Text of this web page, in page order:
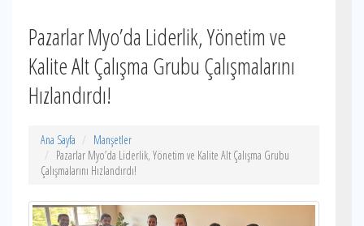
Pazarlar Myo’da Liderlik, Yönetim ve
Kalite Alt Çalışma Grubu Çalışmalarını
Hızlandırdı!
Ana Sayfa
Manşetler
Pazarlar Myo’da Liderlik, Yönetim ve Kalite Alt Çalışma Grubu
Çalışmalarını Hızlandırdı!